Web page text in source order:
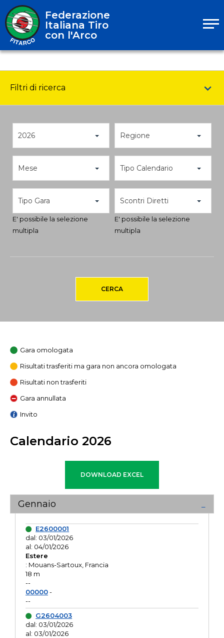
Federazione
Italiana Tiro
con l'Arco
Filtri di ricerca
2026 Regione
Mese Tipo Calendario
Tipo Gara
E' possibile la selezione
multipla
Scontri Diretti
E' possibile la selezione
multipla
CERCA
Gara omologata
Risultati trasferiti ma gara non ancora omologata
Risultati non trasferiti
Gara annullata
Invito
Calendario 2026
Gennaio
E2600001
dal: 03/01/2026
al: 04/01/2026
Estere
: Mouans-Sartoux, Francia
18 m
--
00000-
--
G2604003
dal: 03/01/2026
al: 03/01/2026